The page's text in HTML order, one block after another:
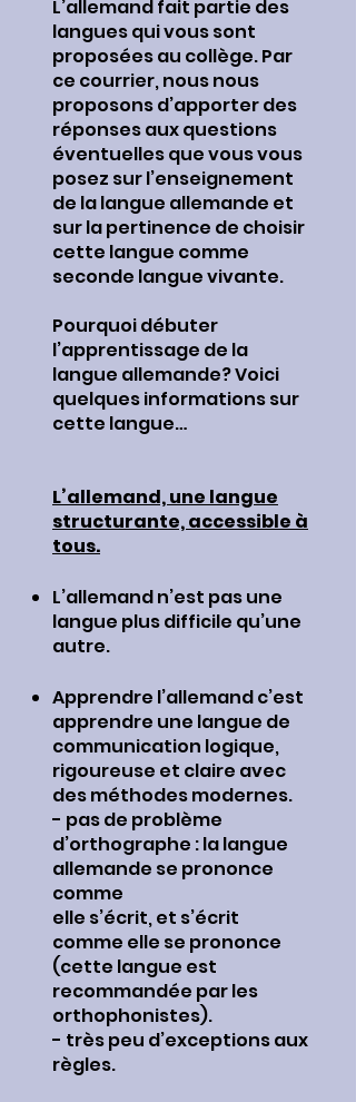
L’allemand fait partie des
langues qui vous sont
proposées au collège. Par
ce courrier, nous nous
proposons d’apporter des
réponses aux questions
éventuelles que vous vous
posez sur l’enseignement
de la langue allemande et
sur la pertinence de choisir
cette langue comme
seconde langue vivante.
Pourquoi débuter
l’apprentissage de la
langue allemande? Voici
quelques informations sur
cette langue…
L’allemand, une langue
structurante, accessible à
tous.
L’allemand n’est pas une
langue plus difficile qu’une
autre.
Apprendre l’allemand c’est
apprendre une langue de
communication logique,
rigoureuse et claire avec
des méthodes modernes.
- pas de problème
d’orthographe : la langue
allemande se prononce
comme
elle s’écrit, et s’écrit
comme elle se prononce
(cette langue est
recommandée par les
orthophonistes).
- très peu d’exceptions aux
règles.